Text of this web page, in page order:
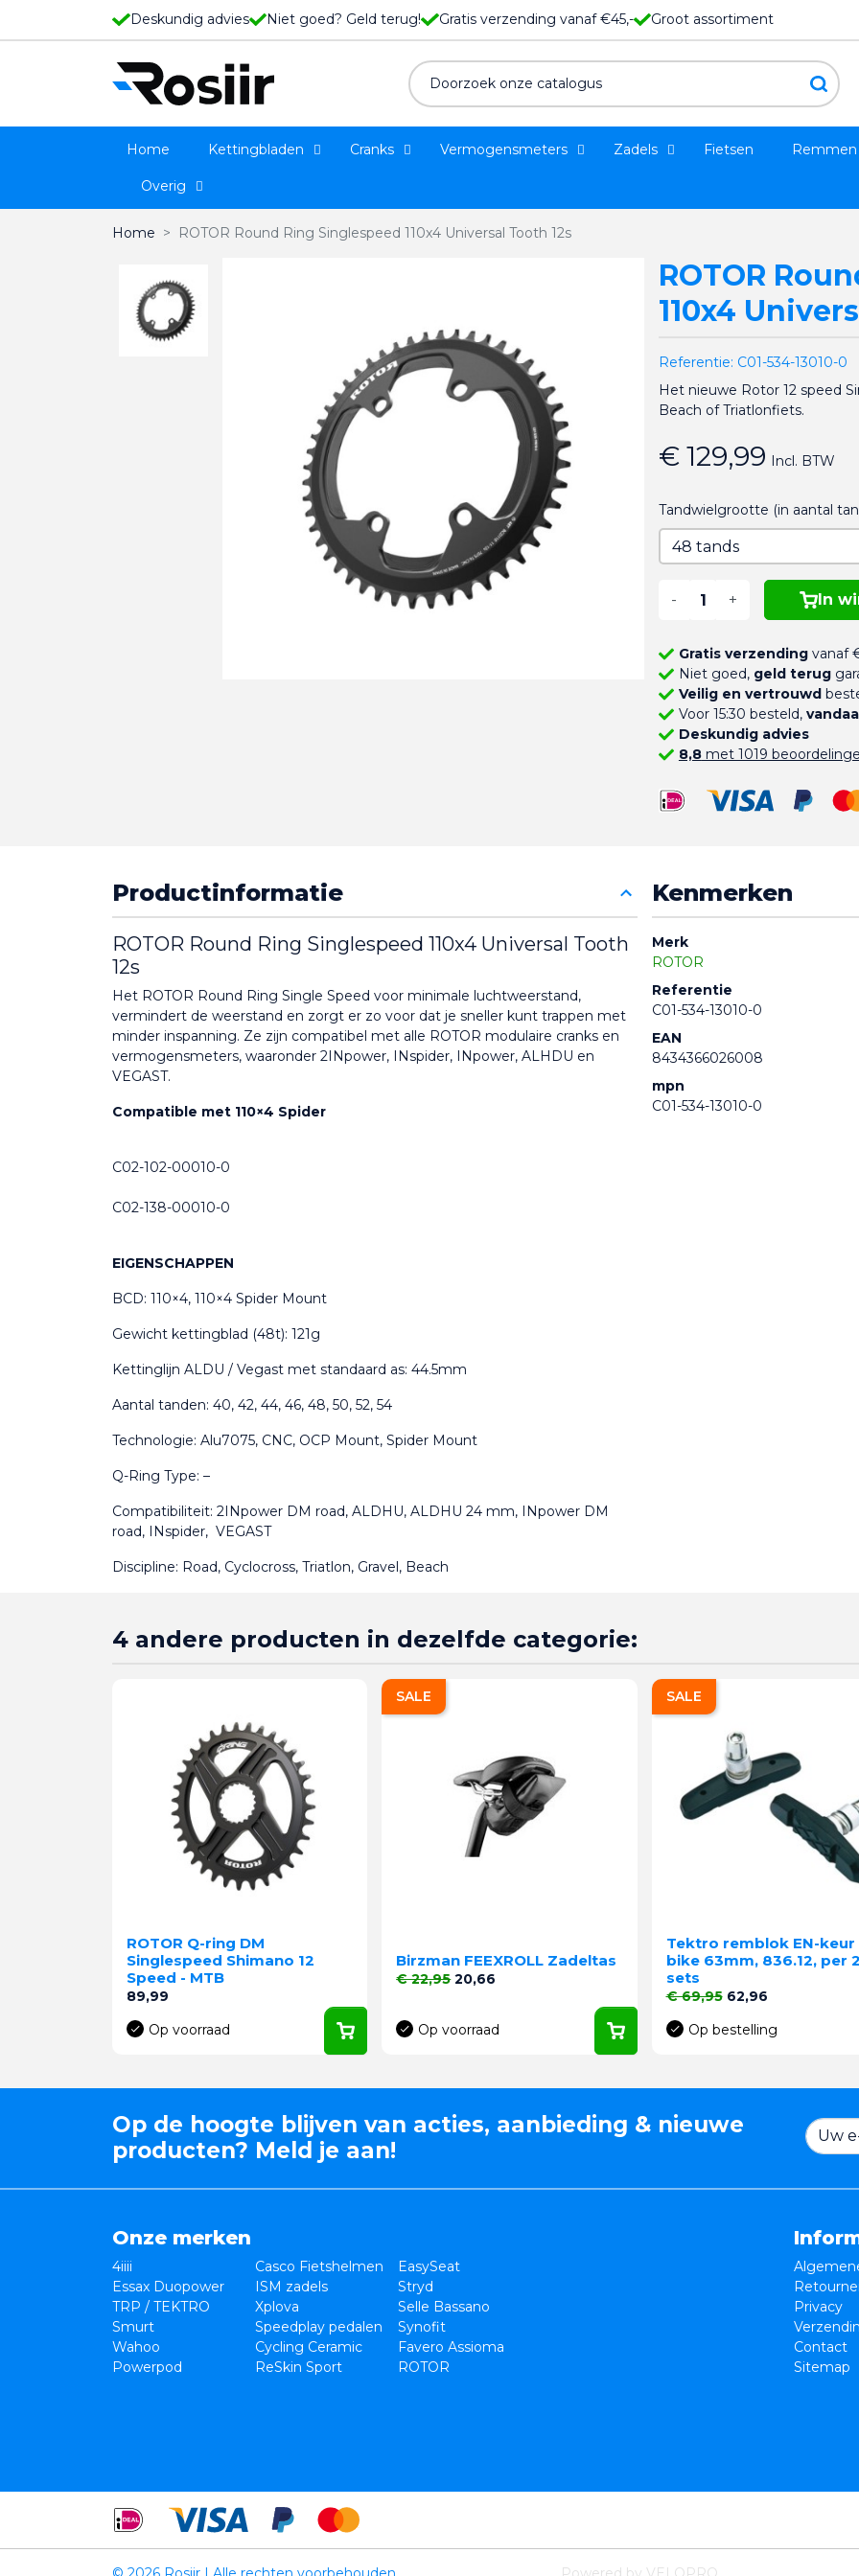
Deskundig advies Niet goed? Geld terug! Gratis verzending vanaf €45,- Groot assortiment
Home Kettingbladen Cranks Vermogensmeters Zadels Fietsen Remmen
Overig
Home ROTOR Round Ring Singlespeed 110x4 Universal Tooth 12s
ROTOR
110x4
Referentie: C01-534-13010-0
Het nieuwe Rotor 12 speed
Beach of Triatlonfiets.
€ 129,99 Incl. BTW
Tandwielgrootte (in aantal
- + In
Gratis verzendingvanaf
Niet goed, geld terug
Veilig en vertrouwd
Voor 15:30 besteld,
Deskundig advies
8,8met 1019
Productinformatie
ROTOR Round Ring Singlespeed 110x4 Universal Tooth
12s
Het ROTOR Round Ring Single Speed voor minimale luchtweerstand,
vermindert de weerstand en zorgt er zo voor dat je sneller kunt trappen met
minder inspanning. Ze zijn compatibel met alle ROTOR modulaire cranks en
vermogensmeters, waaronder 2INpower, INspider, INpower, ALHDU en
VEGAST.
Compatible met 110×4 Spider
C02-102-00010-0
C02-138-00010-0
EIGENSCHAPPEN
BCD: 110×4, 110×4 Spider Mount
Gewicht kettingblad (48t): 121g
Kettinglijn ALDU / Vegast met standaard as: 44.5mm
Aantal tanden: 40, 42, 44, 46, 48, 50, 52, 54
Technologie: Alu7075, CNC, OCP Mount, Spider Mount
Q-Ring Type: –
Compatibiliteit: 2INpower DM road, ALDHU, ALDHU 24 mm, INpower DM
road, INspider,  VEGAST
Discipline: Road, Cyclocross, Triatlon, Gravel, Beach
Kenmerken
Merk
ROTOR
Referentie
C01-534-13010-0
EAN
8434366026008
mpn
C01-534-13010-0
4 andere producten in dezelfde categorie:
ROTOR Q-ring DM
Singlespeed Shimano 12
Speed - MTB
Prijs
89,99
Op voorraad
Birzman FEEXROLL Zadeltas
Normale prijs
€ 22,95 Prijs
20,66
Op voorraad
SALE
Tektro remblok EN-keur
bike 63mm, 836.12, per
sets
Normale prijs
€ 69,95 Prijs
62,96
Op bestelling
SALE
Op de hoogte blijven van acties, aanbieding & nieuwe
producten? Meld je aan!
Onze merken
4iiii Casco Fietshelmen
EasySeat
Essax Duopower
ISM zadels
Stryd
TRP / TEKTRO
Xplova
Selle Bassano
Smurt
Speedplay pedalen
Synofit
Wahoo
Cycling Ceramic
Favero Assioma
Powerpod
ReSkin Sport ROTOR
Privacy
Contact
Sitemap